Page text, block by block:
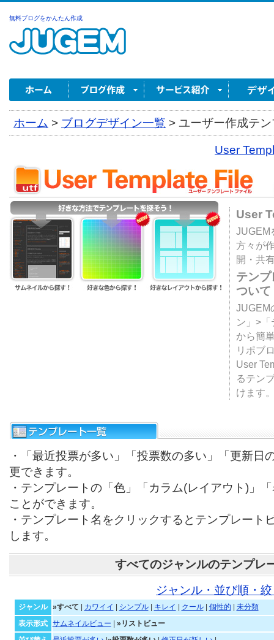
無料ブログをかんたん作成
ホーム > ブログデザイン一覧 > ユーザー作成テ
User
User
JUGEM
方々が
開・共
テン
ついて
JUGEM
ン」>
から簡
リポブ
User
るテン
けます
・「最近投票が多い」「投票数の多い」「更新日
更できます。
・テンプレートの「色」「カラム(レイアウト)」
ことができます。
・テンプレート名をクリックするとテンプレート
します。
すべてのジャンルのテンプレ
ジャンル・並び順・
ジャンル »すべて カワイイ シンプル| キレイ クール| 個性的
未分類
表示形式
サムネイルビュー
»リストビュー